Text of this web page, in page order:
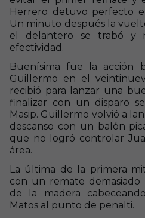
Herrero detuvo perfecto
Un minuto después la
el delantero se trabó y
efectividad.
Buenísima fue la acción
Guillermo en el
recibió para lanzar una
finalizar con un disparo
Masip. Guillermo volvió a
descanso con un balón
que no logró controlar
área.
La última de la primera
con un remate demasiado
de la madera
Matos al punto de penalti.